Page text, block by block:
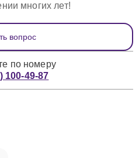
многих лет!
вопрос
по номеру
100-49-87